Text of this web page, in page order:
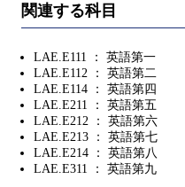
関連する科目
LAE.E111 ： 英語第一
LAE.E112 ： 英語第二
LAE.E114 ： 英語第四
LAE.E211 ： 英語第五
LAE.E212 ： 英語第六
LAE.E213 ： 英語第七
LAE.E214 ： 英語第八
LAE.E311 ： 英語第九